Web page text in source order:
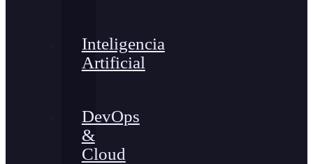
Inteligencia
Artificial
DevOps
&
Cloud